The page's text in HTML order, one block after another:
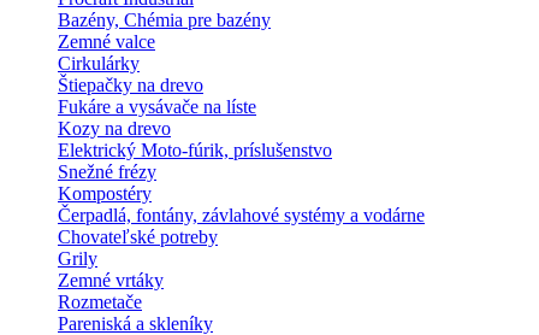
Bazény, Chémia pre bazény
Zemné valce
Cirkulárky
Štiepačky na drevo
Fukáre a vysávače na líste
Kozy na drevo
Elektrický Moto-fúrik, príslušenstvo
Snežné frézy
Kompostéry
Čerpadlá, fontány, závlahové systémy a vodárne
Chovateľské potreby
Grily
Zemné vrtáky
Rozmetače
Pareniská a skleníky